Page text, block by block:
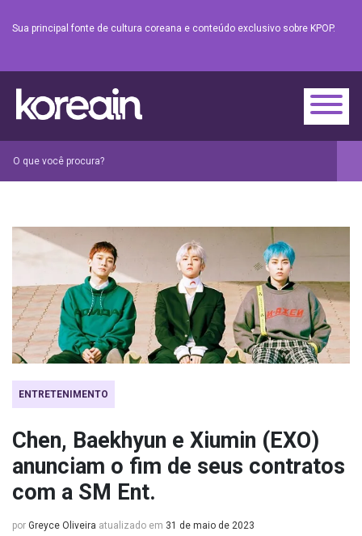
Sua principal fonte de cultura coreana e conteúdo exclusivo sobre KPOP.
ENTRETENIMENTO
Chen, Baekhyun e Xiumin (EXO)
anunciam o fim de seus contratos
com a SM Ent.
por Greyce Oliveira atualizado em 31 de maio de 2023